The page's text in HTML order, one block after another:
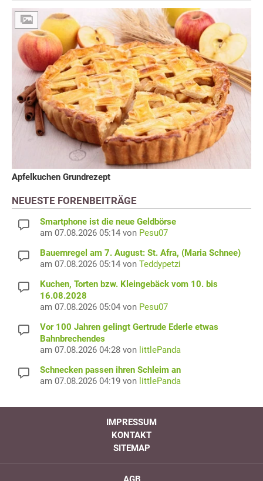
Apfelkuchen Grundrezept
NEUESTE FORENBEITRÄGE
Smartphone ist die neue Geldbörse
am 07.08.2026 05:14 von Pesu07
Bauernregel am 7. August: St. Afra, (Maria Schnee)
am 07.08.2026 05:14 von Teddypetzi
Kuchen, Torten bzw. Kleingebäck vom 10. bis
16.08.2028
am 07.08.2026 05:04 von Pesu07
Vor 100 Jahren gelingt Gertrude Ederle etwas
Bahnbrechendes
am 07.08.2026 04:28 von littlePanda
Schnecken passen ihren Schleim an
am 07.08.2026 04:19 von littlePanda
IMPRESSUM
KONTAKT
SITEMAP